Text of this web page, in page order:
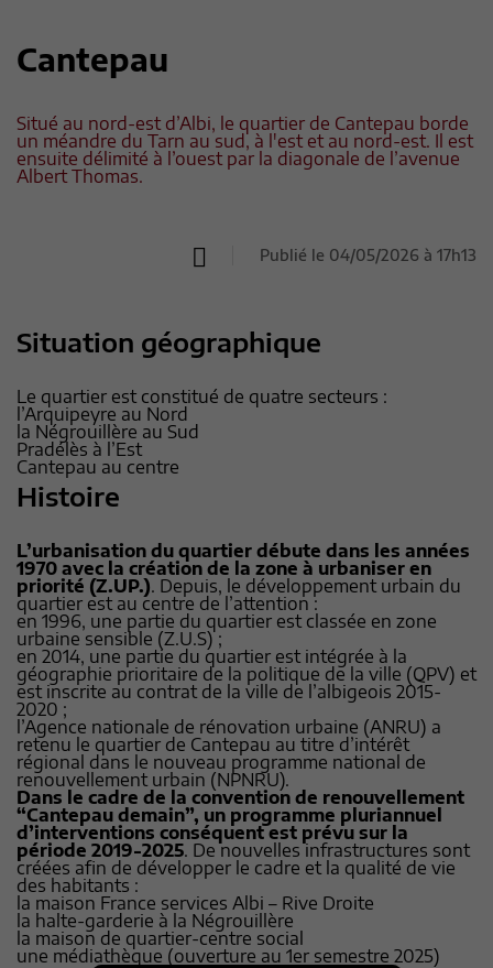
Cantepau
Situé au nord-est d’Albi, le quartier de Cantepau borde
un méandre du Tarn au sud, à l'est et au nord-est. Il est
ensuite délimité à l’ouest par la diagonale de l’avenue
Albert Thomas.
Publié le 04/05/2026 à 17h13
Situation géographique
Le quartier est constitué de quatre secteurs :
l’Arquipeyre au Nord
la Négrouillère au Sud
Pradélès à l’Est
Cantepau au centre
Histoire
L’urbanisation du quartier débute dans les années
1970 avec la création de la zone à urbaniser en
priorité (Z.UP.). Depuis, le développement urbain du
quartier est au centre de l’attention :
en 1996, une partie du quartier est classée en zone
urbaine sensible (Z.U.S) ;
en 2014, une partie du quartier est intégrée à la
géographie prioritaire de la politique de la ville (QPV) et
est inscrite au contrat de la ville de l’albigeois 2015-
2020 ;
l’Agence nationale de rénovation urbaine (ANRU) a
retenu le quartier de Cantepau au titre d’intérêt
régional dans le nouveau programme national de
renouvellement urbain (NPNRU).
Dans le cadre de la convention de renouvellement
“Cantepau demain”, un programme pluriannuel
d’interventions conséquent est prévu sur la
période 2019-2025. De nouvelles infrastructures sont
créées afin de développer le cadre et la qualité de vie
des habitants :
la maison France services Albi – Rive Droite
la halte-garderie à la Négrouillère
la maison de quartier-centre social
une médiathèque (ouverture au 1er semestre 2025)